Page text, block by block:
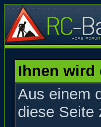
Ihnen wird
Aus einem
diese Seite